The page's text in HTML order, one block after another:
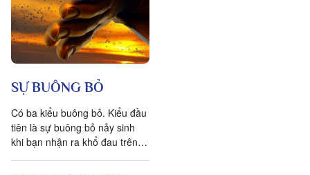
SỰ BUÔNG BỎ
Có ba kiểu buông bỏ. Kiểu đầu
tiên là sự buông bỏ nảy sinh
khi bạn nhận ra khổ đau trên